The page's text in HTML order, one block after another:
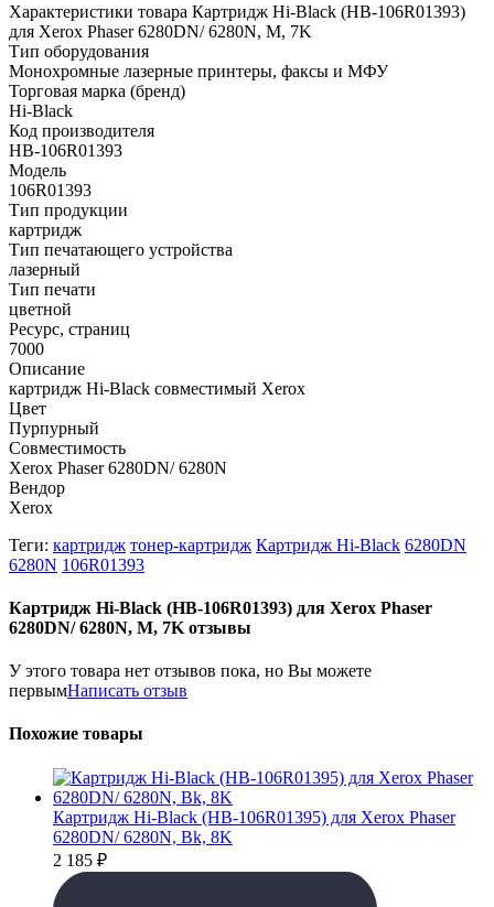
Характеристики товара Картридж Hi-Black (HB-106R01393)
для Xerox Phaser 6280DN/ 6280N, M, 7K
Тип оборудования
Монохромные лазерные принтеры, факсы и МФУ
Торговая марка (бренд)
Hi-Black
Код производителя
HB-106R01393
Модель
106R01393
Тип продукции
картридж
Тип печатающего устройства
лазерный
Тип печати
цветной
Ресурс, страниц
7000
Описание
картридж Hi-Black совместимый Xerox
Цвет
Пурпурный
Совместимость
Xerox Phaser 6280DN/ 6280N
Вендор
Xerox
Теги: картридж тонер-картридж Картридж Hi-Black 6280DN
6280N 106R01393
Картридж Hi-Black (HB-106R01393) для Xerox Phaser
6280DN/ 6280N, M, 7K отзывы
У этого товара нет отзывов пока, но Вы можете
первымНаписать отзыв
Похожие товары
Картридж Hi-Black (HB-106R01395) для Xerox Phaser
6280DN/ 6280N, Bk, 8K
2 185 ₽